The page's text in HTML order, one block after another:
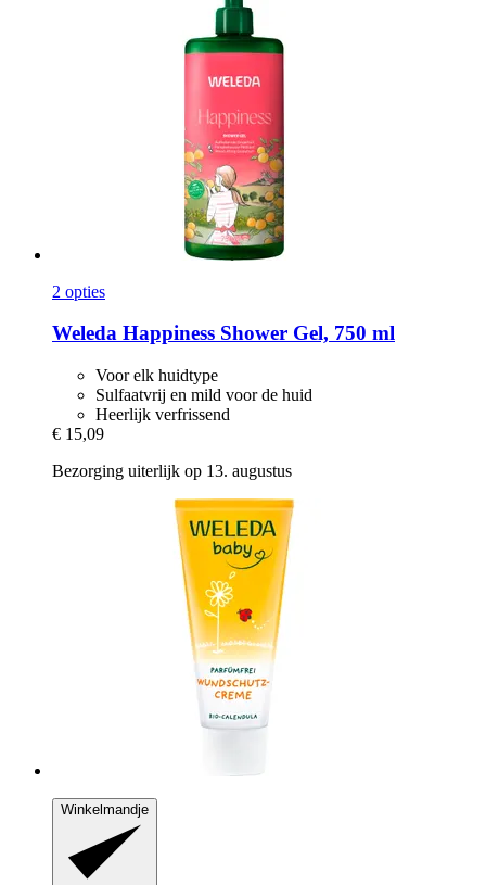
2 opties
Weleda Happiness Shower Gel, 750 ml
Voor elk huidtype
Sulfaatvrij en mild voor de huid
Heerlijk verfrissend
€ 15,09
Bezorging uiterlijk op 13. augustus
Winkelmandje